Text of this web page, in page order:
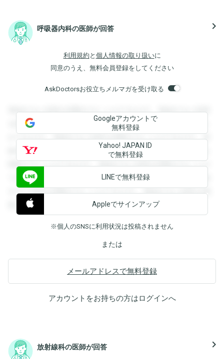
呼吸器内科の医師が回答 navigate_next
利用規約 と 個人情報の取り扱いに
同意のうえ、無料会員登録をしてください
AskDoctorsお役立ちメルマガを受け取る
登録すると回答を閲覧することができます。登録すると回答
を閲覧することができます。登録すると回答を閲覧すること
ができます。登録すると回答を閲覧することができます。登
録すると回答を閲覧することができます。登録すると回答を
閲覧することができます。登録すると回答を閲覧することが
できます。登録すると回答を閲覧することができます。登録
すると回答を閲覧することができます。登録すると回答を閲
覧することができます。
Googleアカウントで
無料登録
Yahoo! JAPAN ID
で無料登録
LINEで無料登録
Appleでサインアップ
※個人のSNSに利用状況は投稿されません
または
メールアドレスで無料登録
アカウントをお持ちの方はログインへ
放射線科の医師が回答 navigate_next